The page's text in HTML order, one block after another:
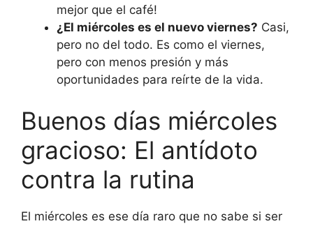
mejor que el café!
¿El miércoles es el nuevo viernes? Casi,
pero no del todo. Es como el viernes,
pero con menos presión y más
oportunidades para reírte de la vida.
Buenos días miércoles
gracioso: El antídoto
contra la rutina
El miércoles es ese día raro que no sabe si ser